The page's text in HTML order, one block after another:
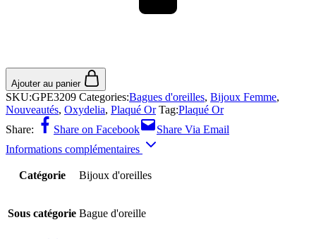
Ajouter au panier
SKU:GPE3209 Categories:Bagues d'oreilles, Bijoux Femme,
Nouveautés, Oxydelia, Plaqué Or Tag:Plaqué Or
Share:
Share on Facebook
Share Via Email
Informations complémentaires
Catégorie Bijoux d'oreilles
Sous catégorie Bague d'oreille